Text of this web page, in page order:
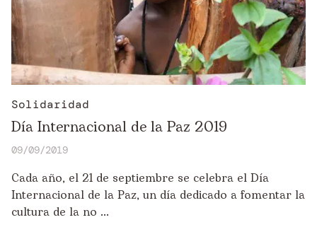
Solidaridad
Día Internacional de la Paz 2019
09/09/2019
Cada año, el 21 de septiembre se celebra el Día
Internacional de la Paz, un día dedicado a fomentar la
cultura de la no ...